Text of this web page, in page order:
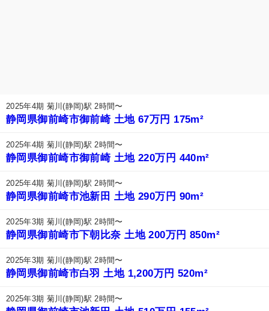
2025年4期 菊川(静岡)駅 2時間〜
静岡県御前崎市御前崎 土地 67万円 175m²
2025年4期 菊川(静岡)駅 2時間〜
静岡県御前崎市御前崎 土地 220万円 440m²
2025年4期 菊川(静岡)駅 2時間〜
静岡県御前崎市池新田 土地 290万円 90m²
2025年3期 菊川(静岡)駅 2時間〜
静岡県御前崎市下朝比奈 土地 200万円 850m²
2025年3期 菊川(静岡)駅 2時間〜
静岡県御前崎市白羽 土地 1,200万円 520m²
2025年3期 菊川(静岡)駅 2時間〜